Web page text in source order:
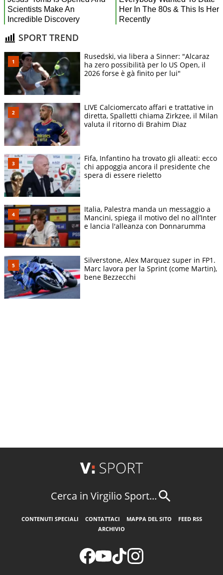
SPORT TREND
Rusedski, via libera a Sinner: "Alcaraz
ha zero possibilità per lo US Open, il
2026 forse è gà finito per lui"
LIVE Calciomercato affari e trattative in
diretta, Spalletti chiama Zirkzee, il Milan
valuta il ritorno di Brahim Diaz
Fifa, Infantino ha trovato gli alleati: ecco
chi appoggia ancora il presidente che
spera di essere rieletto
Italia, Palestra manda un messaggio a
Mancini, spiega il motivo del no all’Inter
e lancia l'alleanza con Donnarumma
Silverstone, Alex Marquez super in FP1.
Marc lavora per la Sprint (come Martin),
bene Bezzecchi
Cerca in Virgilio Sport...
CONTENUTI SPECIALI CONTATTACI MAPPA DEL SITO
FEED RSS
ARCHIVIO